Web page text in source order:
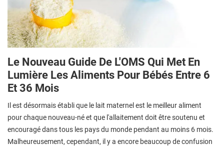
Le Nouveau Guide De L'OMS Qui Met En
Lumière Les Aliments Pour Bébés Entre 6
Et 36 Mois
Il est désormais établi que le lait maternel est le meilleur aliment
pour chaque nouveau-né et que l'allaitement doit être soutenu et
encouragé dans tous les pays du monde pendant au moins 6 mois.
Malheureusement, cependant, il y a encore beaucoup de confusion